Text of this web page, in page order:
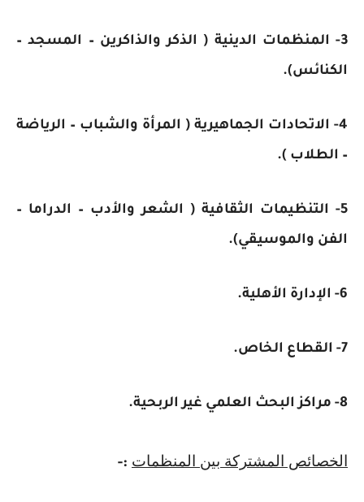
3- المنظمات الدينية ( الذكر والذاكرين – المسجد –
الكنائس).
4- الاتحادات الجماهيرية ( المرأة والشباب – الرياضة
– الطلاب ).
5- التنظيمات الثقافية ( الشعر والأدب – الدراما –
الفن والموسيقي).
6- الإدارة الأهلية.
7- القطاع الخاص.
8- مراكز البحث العلمي غير الربحية.
الخصائص المشتركة بين المنظمات :-